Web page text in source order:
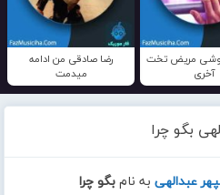
مریض تخت
آخری
رضا صادقی من ادامه
میدمت
بگو چرا
عبدالهی به نامبگو چرا